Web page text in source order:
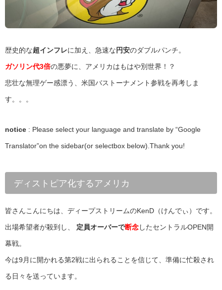
歴史的な超インフレに加え、急速な 円安のダブルパンチ。
ガソリン代3倍の悪夢に、アメリカはもはや別世界！？
悲壮な無理ゲー感漂う、米国バストーナメント参戦を再考しま
す。。。
notice : Please select your language and translate by “Google
Translator”on the sidebar(or selectbox below).Thank you!
ディストピア化するアメリカ
皆さんこんにちは、ディープストリームのKenD（けんでぃ）です。
出場希望者が殺到し、 定員オーバーで断念したセントラルOPEN開
幕戦。
今は9月に開かれる第2戦に出られることを信じて、準備に忙殺され
る日々を送っています。